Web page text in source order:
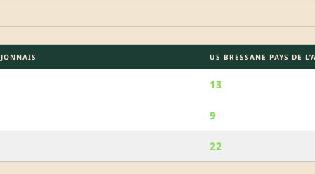
US BRESSANE PAYS DE
13
9
22